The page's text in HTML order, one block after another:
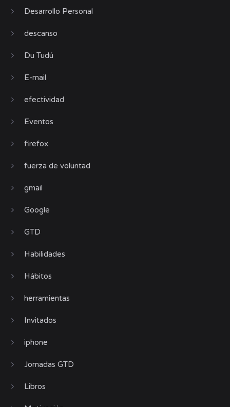
Desarrollo Personal
descanso
Du Tudú
E-mail
efectividad
Eventos
firefox
fuerza de voluntad
gmail
Google
GTD
Habilidades
Hábitos
herramientas
Invitados
iphone
Jornadas GTD
Libros